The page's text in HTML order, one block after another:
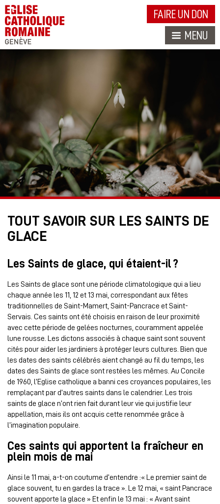
FAIRE UN DON
MENU
TOUT SAVOIR SUR LES SAINTS DE
GLACE
Les Saints de glace, qui étaient-il ?
Les Saints de glace sont une période climatologique qui a lieu
chaque année les 11, 12 et 13 mai, correspondant aux fêtes
traditionnelles de Saint-Mamert, Saint-Pancrace et Saint-
Servais. Ces saints ont été choisis en raison de leur proximité
avec cette période de gelées nocturnes, couramment appelée
lune rousse. Les dictons associés à chaque saint sont souvent
cités pour aider les jardiniers à protéger leurs cultures. Bien que
les dates des saints célébrés aient changé au fil du temps, les
dates des Saints de glace sont restées les mêmes. Au Concile
de 1960, l’Eglise catholique a banni ces croyances populaires, les
remplaçant par d’autres saints dans le calendrier. Les trois
saints de glace n’ont rien fait durant leur vie qui justifie leur
appellation, mais ils ont acquis cette renommée grâce à
l’imagination populaire.
Ces saints qui apportent la fraîcheur en
plein mois de mai
Ainsi le 11 mai, a-t-on coutume d’entendre :« Le premier saint de
glace souvent, tu en gardes la trace ». Le 12 mai, « saint Pancrace
souvent apporte la glace » Et enfin le 13 mai : « Avant saint